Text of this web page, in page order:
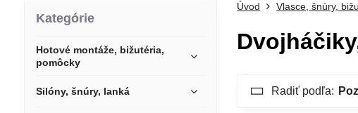
Úvod Vlasce, šnúry,
Radiť podľa:
Kategórie
Hotové montáže, bižutéria,
pomôcky
Silóny, šnúry, lanká